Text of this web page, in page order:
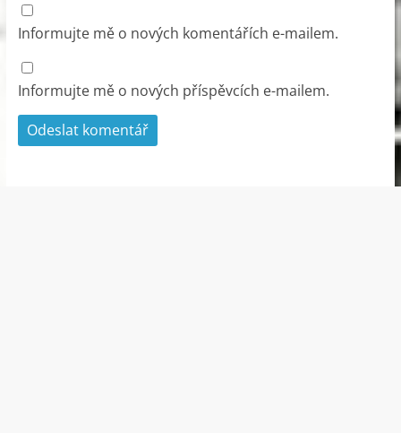
Informujte mě o nových komentářích e-mailem.
Informujte mě o nových příspěvcích e-mailem.